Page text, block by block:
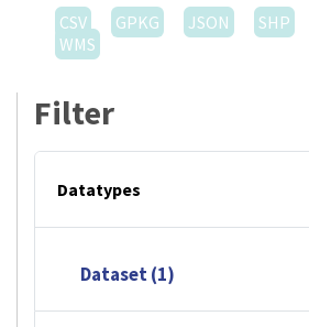
CSV
GPKG JSON SHP
WMS
Filter
Datatypes
Dataset (1)